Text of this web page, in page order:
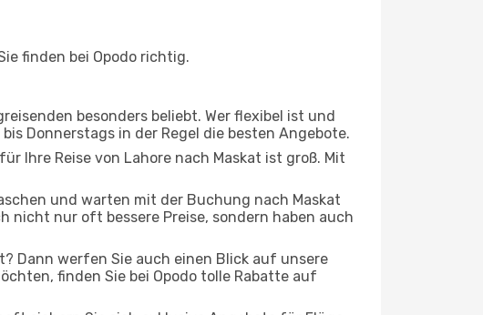
finden bei Opodo richtig.
besonders beliebt. Wer flexibel ist und
Donnerstags in der Regel die besten Angebote.
Ihre Reise von Lahore nach Maskat ist groß. Mit
und warten mit der Buchung nach Maskat
nicht nur oft bessere Preise, sondern haben auch
Dann werfen Sie auch einen Blick auf unsere
finden Sie bei Opodo tolle Rabatte auf